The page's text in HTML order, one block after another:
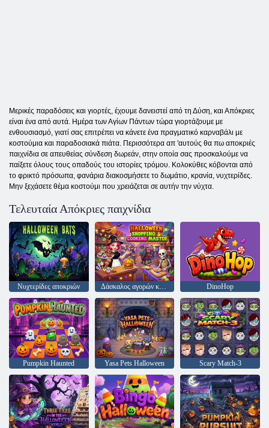
Μερικές παραδόσεις και γιορτές, έχουμε δανειστεί από τη Δύση, και Απόκριες
είναι ένα από αυτά. Ημέρα των Αγίων Πάντων τώρα γιορτάζουμε με
ενθουσιασμό, γιατί σας επιτρέπει να κάνετε ένα πραγματικό καρναβάλι με
κοστούμια και παραδοσιακά πιάτα. Περισσότερα απ 'αυτούς θα πω αποκριές
παιχνίδια σε απευθείας σύνδεση δωρεάν, στην οποία σας προσκαλούμε να
παίξετε όλους τους οπαδούς του ιστορίες τρόμου. Κολοκύθες κόβονται από
το φρικτό πρόσωπα, φανάρια διακοσμήσετε το δωμάτιο, κρανία, νυχτερίδες.
Μην ξεχάσετε θέμα κοστούμι που χρειάζεται σε αυτήν την νύχτα.
Τελευταία Απόκριες παιχνίδια
Νυχτερίδες αποκριών Δάσκαλος αγορών και μαγειρικής για το Halloween DinoHop
Pumpkin Haunted Yasa Pets Halloween Scary Match-3